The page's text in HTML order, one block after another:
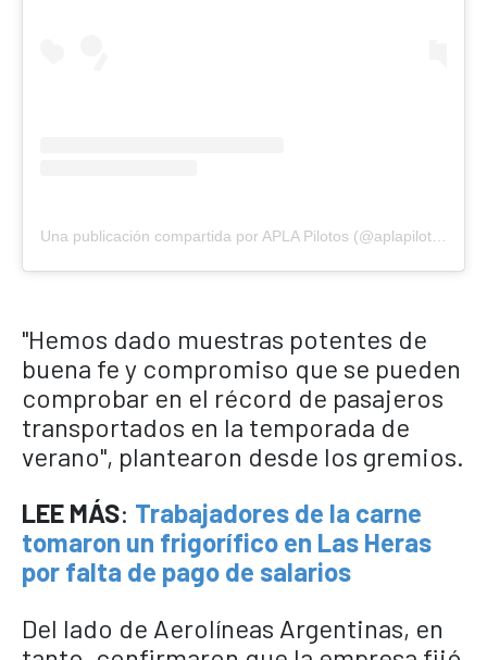
"Hemos dado muestras potentes de
buena fe y compromiso que se pueden
comprobar en el récord de pasajeros
transportados en la temporada de
verano", plantearon desde los gremios.
LEE MÁS: Trabajadores de la carne
tomaron un frigorífico en Las Heras
por falta de pago de salarios
Del lado de Aerolíneas Argentinas, en